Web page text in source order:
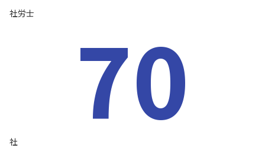
社労士
70
社